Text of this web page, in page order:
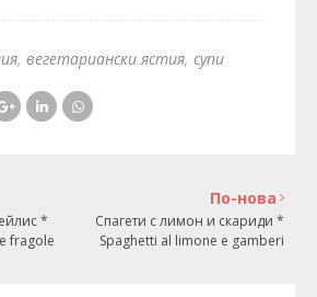
вегетариански ястия супи
По-нова
Спагети с лимон и скариди *
Spaghetti al limone e gamberi
*
fragole